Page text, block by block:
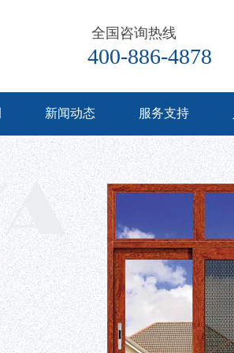
全国咨询热线
400-886-4878
新闻动态 服务支持